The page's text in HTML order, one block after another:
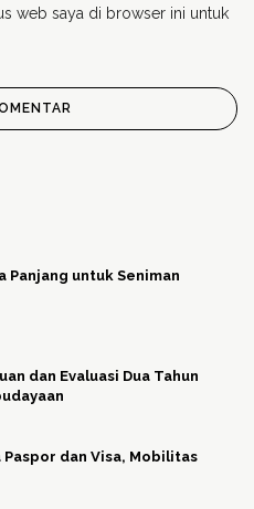
web saya di browser ini untuk
Panjang untuk Seniman
dan Evaluasi Dua Tahun
dan Visa, Mobilitas